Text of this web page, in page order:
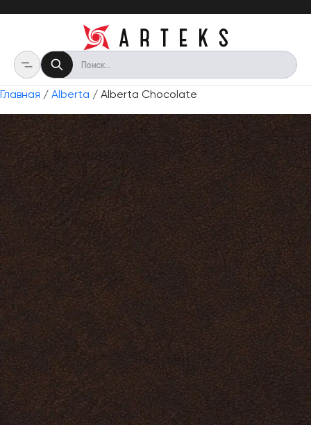
Главная / Alberta / Alberta Chocolate